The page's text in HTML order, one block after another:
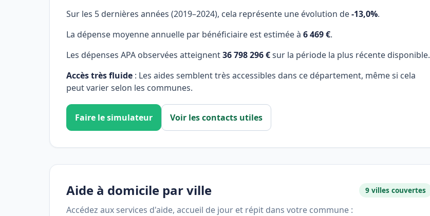
Sur les 5 dernières années (2019–2024), cela représente une évolution de-13,0%.
La dépense moyenne annuelle par bénéficiaire est estimée à 6 469 €.
Les dépenses APA observées atteignent36 798 296 €sur la période la plus récente disponible.
Accès très fluide : Les aides semblent très accessibles dans ce département, même si cela
peut varier selon les communes.
Faire le simulateur Voir les contacts utiles
Aide à domicile par ville 9 villes couvertes
Accédez aux services d'aide, accueil de jour et répit dans votre commune :